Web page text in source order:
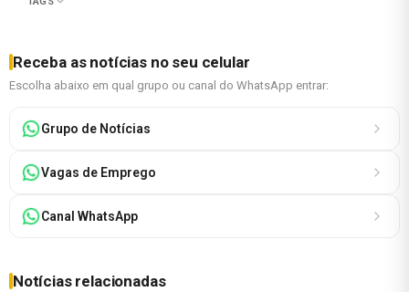
Receba as notícias no seu celular
Escolha abaixo em qual grupo ou canal do WhatsApp entrar:
Grupo de Notícias
Vagas de Emprego
Canal WhatsApp
Notícias relacionadas